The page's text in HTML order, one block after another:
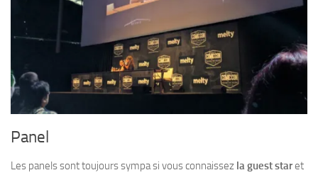
Panel
Les panels sont toujours sympa si vous connaissez la guest staret